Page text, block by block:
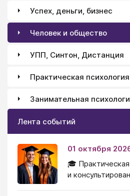
Успех, деньги, бизнес
Человек и общество
УПП, Синтон, Дистанция
Практическая психология
Занимательная
Лента событий
01 октября
🎓 Практическая
и